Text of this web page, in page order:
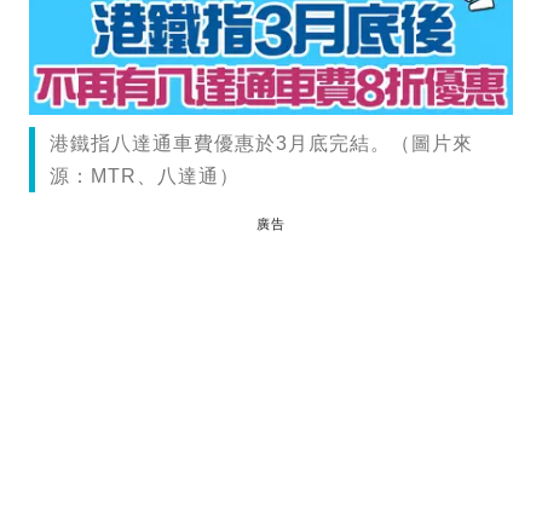
港鐵指八達通車費優惠於3月底完結。（圖片來
源：MTR、八達通）
廣告